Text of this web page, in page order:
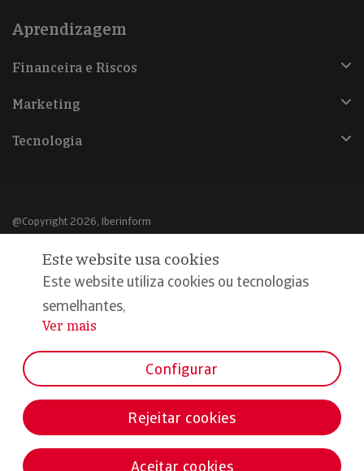
Aprendizagem
Financeira e Riscos
Marketing
Tecnologia
@Copyright 2026, Iberinform
Aviso legal
Política de cookies
Declaração de privacidade
Este website usa cookies
Este website utiliza cookies ou tecnologias
semelhantes,
...
Ver mais
Configurar
Rejeitar cookies
Aceitar cookies